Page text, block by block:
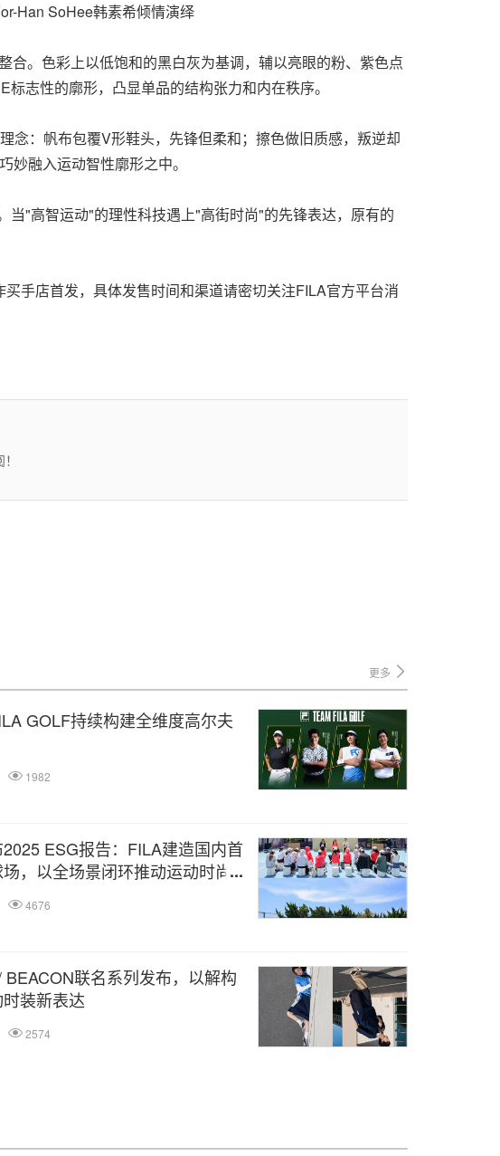
Han SoHee韩素希倾情演绎
。色彩上以低饱和的黑白灰为基调，辅以亮眼的粉、紫色点
志性的廓形，凸显单品的结构张力和内在秩序。
念：帆布包覆V形鞋头，先锋但柔和；擦色做旧质感，叛逆却
融入运动智性廓形之中。
"高智运动"的理性科技遇上"高街时尚"的先锋表达，原有的
手店首发，具体发售时间和渠道请密切关注FILA官方平台消
更多
GOLF持续构建全维度高尔夫
1982
ESG报告：FILA建造国内首
，以全场景闭环推动运动时尚可
4676
BEACON联名系列发布，以解构
装新表达
2574